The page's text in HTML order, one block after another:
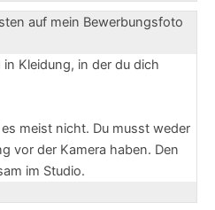
auf mein Bewerbungsfoto
Kleidung, in der du dich
meist nicht. Du musst weder
vor der Kamera haben. Den
im Studio.